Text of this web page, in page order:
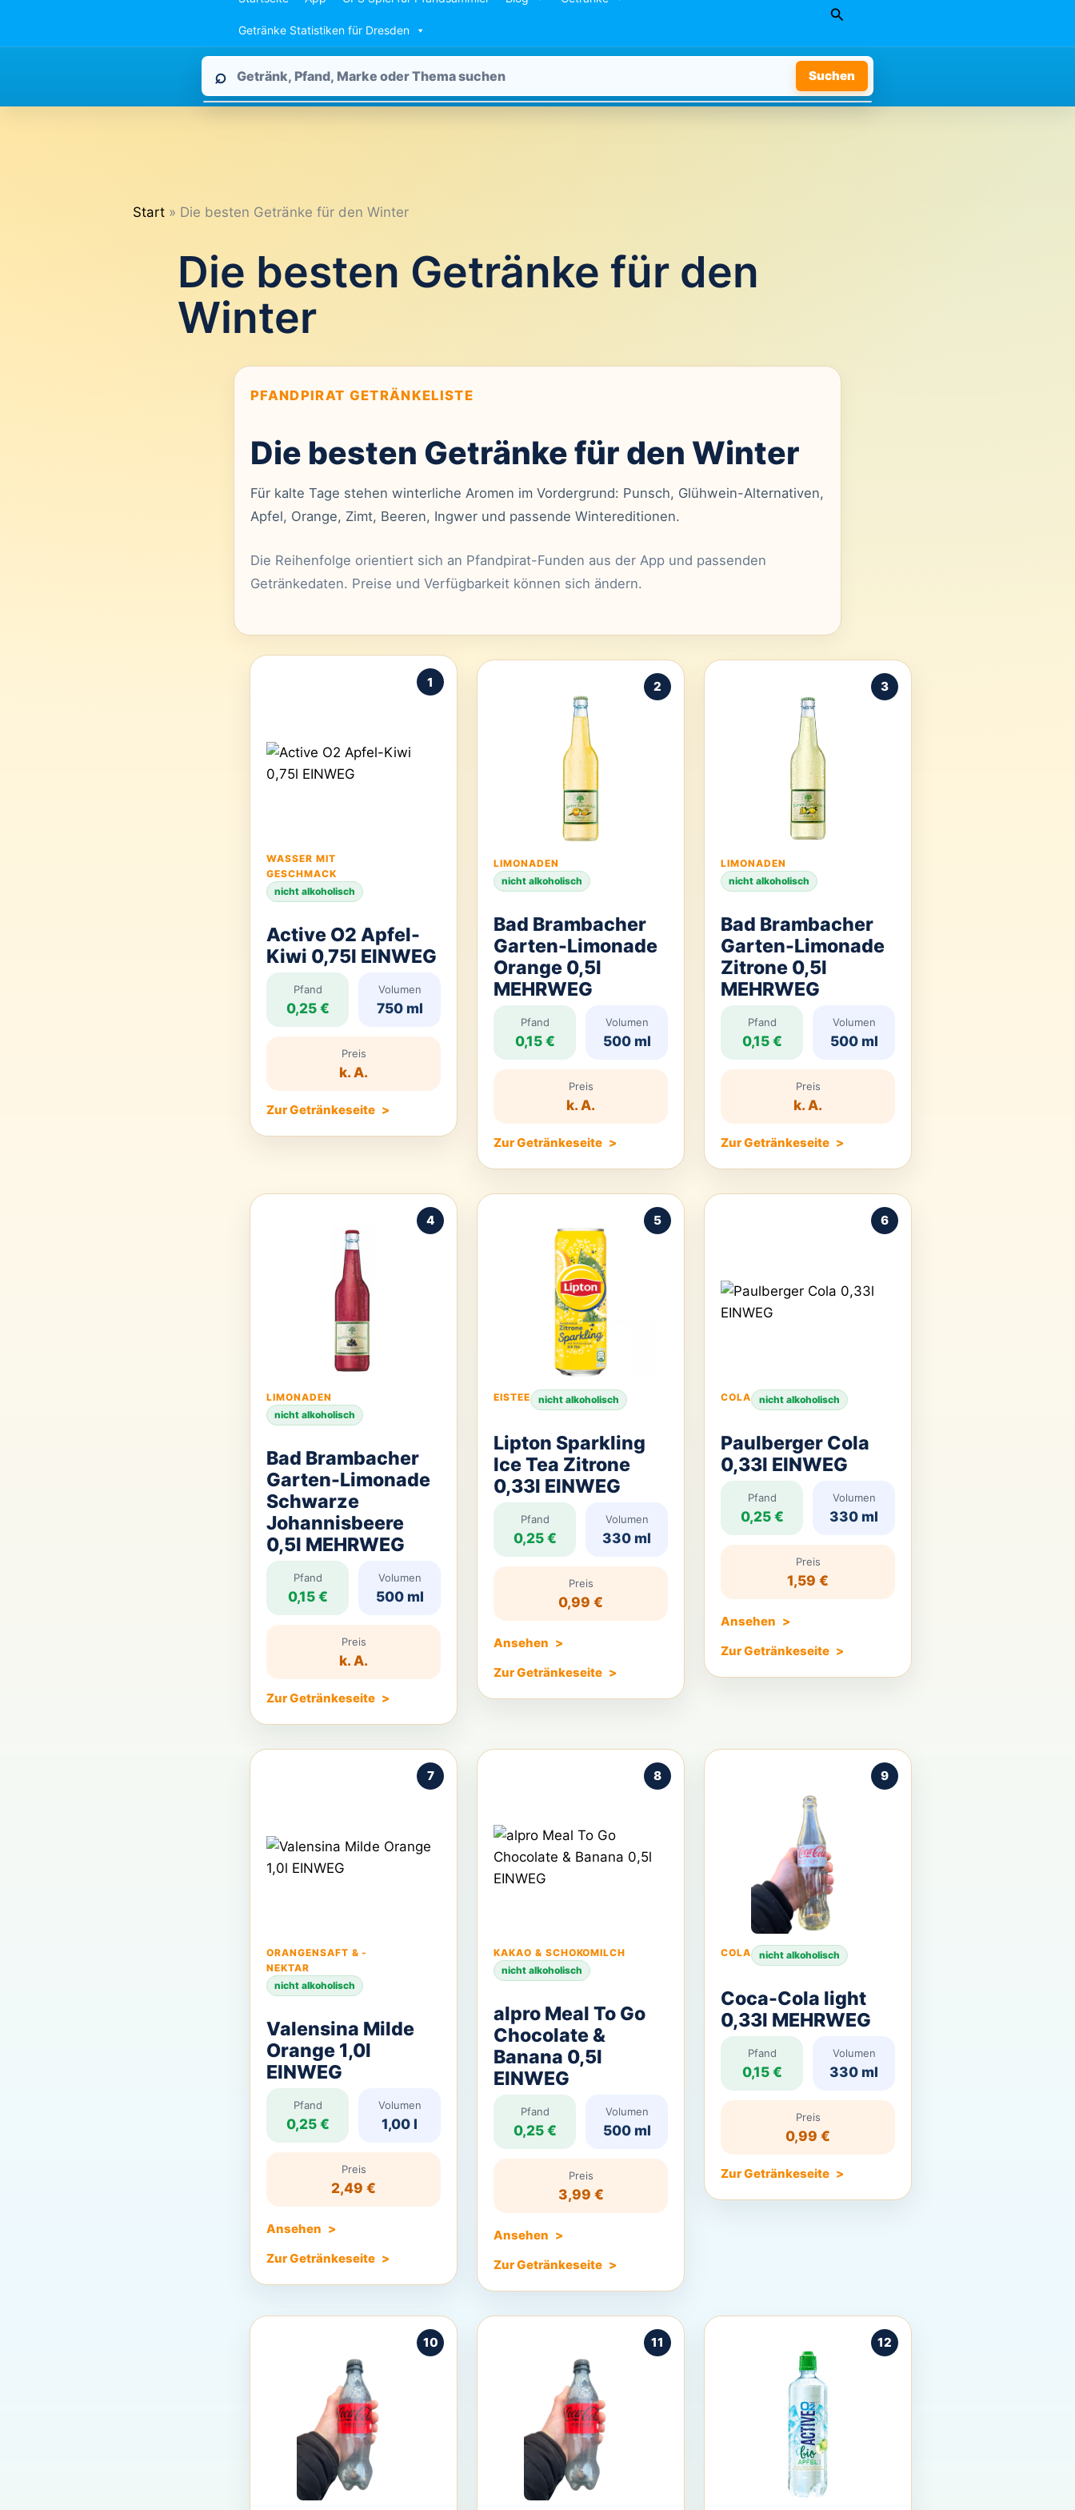
Getränke Statistiken für Dresden
Suchen
Pfandpirat
durchsuchen
⌕ Suchen
Start Die besten Getränke für den Winter
Die besten Getränke für den
Winter
PFANDPIRAT GETRÄNKELISTE
Die besten Getränke für den Winter
Für kalte Tage stehen winterliche Aromen im Vordergrund: Punsch, Glühwein-Alternativen,
Apfel, Orange, Zimt, Beeren, Ingwer und passende Wintereditionen.
Die Reihenfolge orientiert sich an Pfandpirat-Funden aus der App und passenden
Getränkedaten. Preise und Verfügbarkeit können sich ändern.
1
WASSER MIT
GESCHMACK
nicht alkoholisch
Active O2 Apfel-
Kiwi 0,75l EINWEG
Pfand
0,25 €
Volumen
750 ml
Preis
k. A.
Zur Getränkeseite
2
LIMONADEN
nicht alkoholisch
Bad Brambacher
Garten-Limonade
Orange 0,5l
MEHRWEG
Pfand
0,15 €
Volumen
500 ml
Preis
k. A.
Zur Getränkeseite
3
LIMONADEN
nicht alkoholisch
Bad Brambacher
Garten-Limonade
Zitrone 0,5l
MEHRWEG
Pfand
0,15 €
Volumen
500 ml
Preis
k. A.
Zur Getränkeseite
4
LIMONADEN
nicht alkoholisch
Bad Brambacher
Garten-Limonade
Schwarze
Johannisbeere
0,5l MEHRWEG
Pfand
0,15 €
Volumen
500 ml
Preis
k. A.
Zur Getränkeseite
5
EISTEE nicht alkoholisch
Lipton Sparkling
Ice Tea Zitrone
0,33l EINWEG
Pfand
0,25 €
Volumen
330 ml
Preis
0,99 €
Ansehen
Zur Getränkeseite
6
COLA nicht alkoholisch
Paulberger Cola
0,33l EINWEG
Pfand
0,25 €
Volumen
330 ml
Preis
1,59 €
Ansehen
Zur Getränkeseite
7
ORANGENSAFT & -
NEKTAR
nicht alkoholisch
Valensina Milde
Orange 1,0l
EINWEG
Pfand
0,25 €
Volumen
1,00 l
Preis
2,49 €
Ansehen
Zur Getränkeseite
8
KAKAO & SCHOKOMILCH
nicht alkoholisch
alpro Meal To Go
Chocolate &
Banana 0,5l
EINWEG
Pfand
0,25 €
Volumen
500 ml
Preis
3,99 €
Ansehen
Zur Getränkeseite
9
COLA nicht alkoholisch
Coca-Cola light
0,33l MEHRWEG
Pfand
0,15 €
Volumen
330 ml
Preis
0,99 €
Zur Getränkeseite
10 11 12